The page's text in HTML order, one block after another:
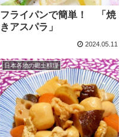
フライパンで簡単！ 「焼
きアスパラ」
2024.05.11
日本各地の郷土料理